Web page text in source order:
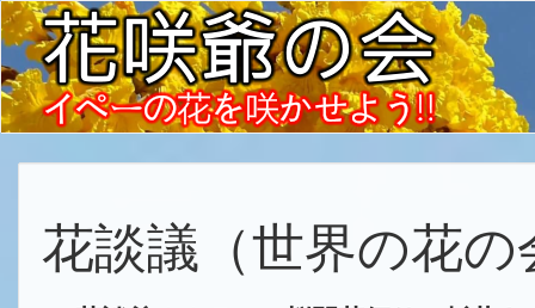
花談議（世界の花の